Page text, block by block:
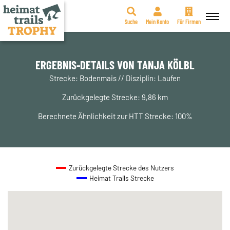
Zum
Suche Mein Konto Für Firmen
ERGEBNIS-DETAILS VON TANJA KÖLBL
Strecke: Bodenmais // Disziplin: Laufen
Zurückgelegte Strecke: 9,86 km
Berechnete Ähnlichkeit zur HTT Strecke: 100%
Zurückgelegte Strecke des Nutzers
Heimat Trails Strecke